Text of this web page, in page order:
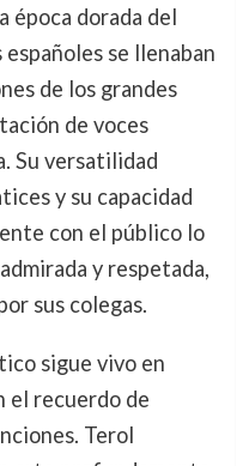
época dorada del
se llenaban
de los grandes
de voces
Su versatilidad
y su capacidad
con el público lo
y respetada,
sus colegas.
sigue vivo en
el recuerdo de
Terol